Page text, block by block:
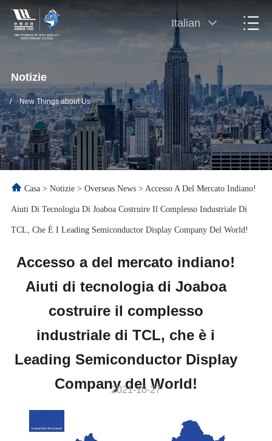
Italian
Notizie
/ New Things about Us
Casa > Notizie > Overseas News > Accesso A Del Mercato Indiano!
Aiuti Di Tecnologia Di Joaboa Costruire Il Complesso Industriale Di
TCL, Che È I Leading Semiconductor Display Company Del World!
Accesso a del mercato indiano!
Aiuti di tecnologia di Joaboa
costruire il complesso
industriale di TCL, che è i
Leading Semiconductor Display
Company del World!
2021-10-27